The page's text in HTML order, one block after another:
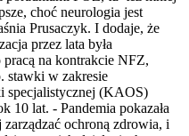
choć neurologia jest
Prusaczyk. I dodaje, że
przez lata była
na kontrakcie NFZ,
stawki w zakresie
specjalistycznej (KAOS)
10 lat. - Pandemia pokazała
ochroną zdrowia, i